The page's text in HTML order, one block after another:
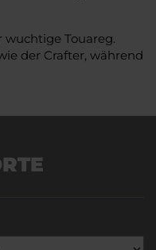
wuchtige Touareg.
der Crafter, während